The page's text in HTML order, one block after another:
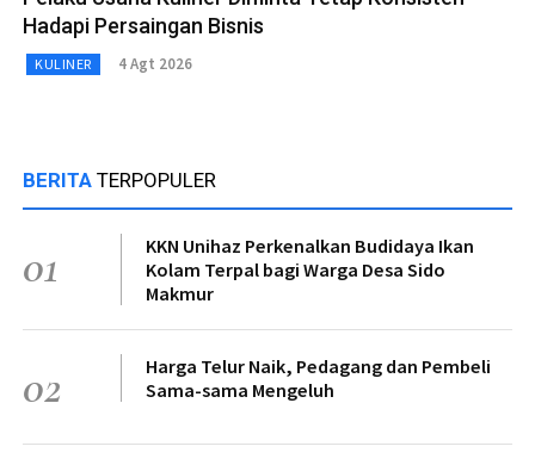
Hadapi Persaingan Bisnis
KULINER 4 Agt 2026
BERITA TERPOPULER
01
KKN Unihaz Perkenalkan Budidaya Ikan
Kolam Terpal bagi Warga Desa Sido
Makmur
02
Harga Telur Naik, Pedagang dan Pembeli
Sama-sama Mengeluh